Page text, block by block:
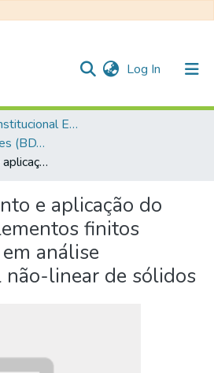
Log In (current)
Repositório Institucional EESC
Teses e Dissertações (BDTD USP)
Desenvolvimento e aplicação do método dos elementos finitos generalizados em análise tridimensional não-linear de sólidos
e aplicação do
finitos
análise
linear de sólidos